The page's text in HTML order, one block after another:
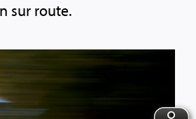
sur route.